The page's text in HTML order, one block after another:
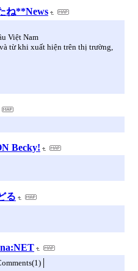
ね**News
Việt Nam
từ khi xuất hiện trên thị trường,
Becky!
る